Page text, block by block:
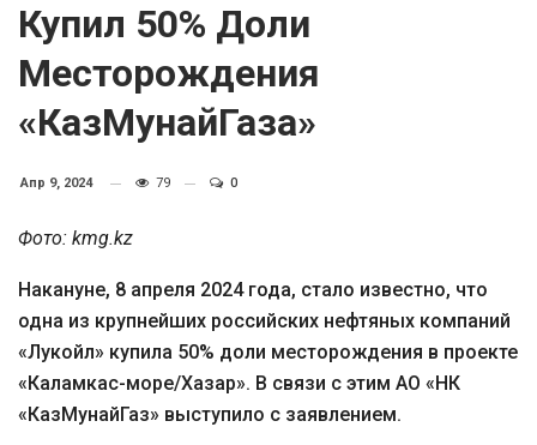
Купил 50% Доли
Месторождения
«КазМунайГаза»
Апр 9, 2024 79 0
Фото: kmg.kz
Накануне, 8 апреля 2024 года, стало известно, что
одна из крупнейших российских нефтяных компаний
«Лукойл» купила 50% доли месторождения в проекте
«Каламкас-море/Хазар». В связи с этим АО «НК
«КазМунайГаз» выступило с заявлением.